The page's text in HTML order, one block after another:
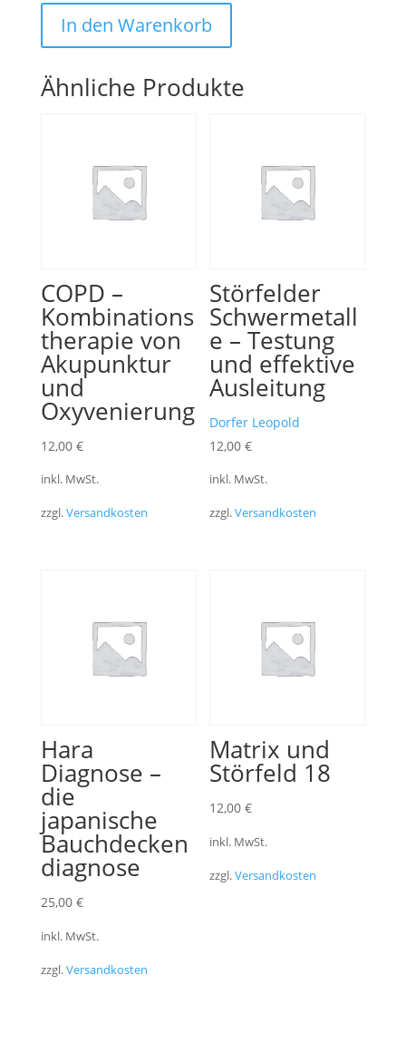
In den Warenkorb
Ähnliche Produkte
COPD –
Kombinations
therapie von
Akupunktur
und
Oxyvenierung
12,00 €
inkl. MwSt.
zzgl.Versandkosten
Störfelder
Schwermetall
e – Testung
und effektive
Ausleitung
Dorfer Leopold
12,00€
inkl. MwSt.
zzgl.Versandkosten
Hara
Diagnose –
die
japanische
Bauchdecken
diagnose
25,00 €
inkl. MwSt.
zzgl.Versandkosten
Matrix und
Störfeld 18
12,00€
inkl. MwSt.
zzgl.Versandkosten